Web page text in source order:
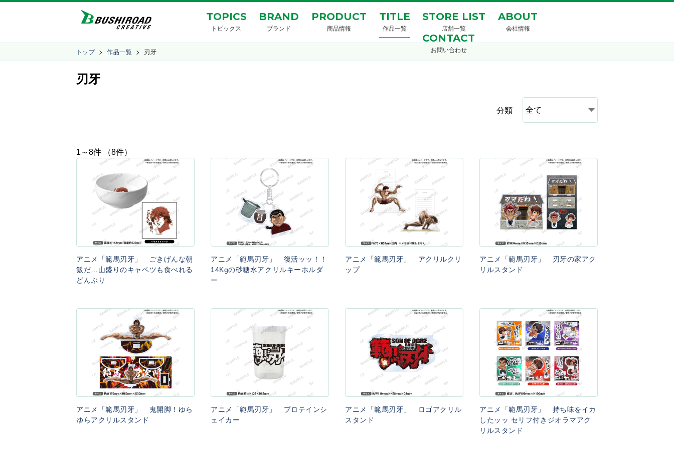
TOPICS
トピックス
BRAND
ブランド
PRODUCT
商品情報
TITLE
作品一覧
STORE LIST
店舗一覧
ABOUT
会社情報
CONTACT
お問い合わせ
トップ 作品一覧 刃牙
刃牙
分類
1～8件 （8件）
アニメ「範馬刃牙」 ごきげんな朝
飯だ…山盛りのキャベツも食べれる
どんぶり
アニメ「範馬刃牙」 復活ッッ！！
14Kgの砂糖水アクリルキーホルダ
ー
アニメ「範馬刃牙」 アクリルクリ
ップ
アニメ「範馬刃牙」 刃牙の家アク
リルスタンド
アニメ「範馬刃牙」 鬼開脚！ゆら
ゆらアクリルスタンド
アニメ「範馬刃牙」 プロテインシ
ェイカー
アニメ「範馬刃牙」 ロゴアクリル
スタンド
アニメ「範馬刃牙」 持ち味をイカ
したッッ セリフ付きジオラマアク
リルスタンド